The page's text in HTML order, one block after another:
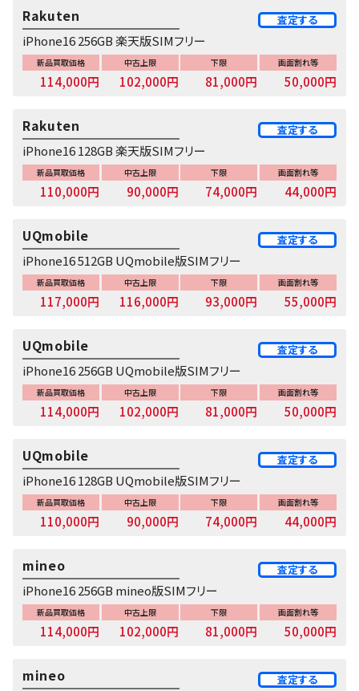
iPhone16 256GB 楽天版SIMフリー
Rakuten 査定する
新品買取価格
114,000円
中古上限
102,000円
下限
81,000円
画面割れ等
50,000円
iPhone16 128GB 楽天版SIMフリー
Rakuten 査定する
新品買取価格
110,000円
中古上限
90,000円
下限
74,000円
画面割れ等
44,000円
iPhone16 512GB UQmobile版SIMフリー
UQmobile 査定する
新品買取価格
117,000円
中古上限
116,000円
下限
93,000円
画面割れ等
55,000円
iPhone16 256GB UQmobile版SIMフリー
UQmobile 査定する
新品買取価格
114,000円
中古上限
102,000円
下限
81,000円
画面割れ等
50,000円
iPhone16 128GB UQmobile版SIMフリー
UQmobile 査定する
新品買取価格
110,000円
中古上限
90,000円
下限
74,000円
画面割れ等
44,000円
iPhone16 256GB mineo版SIMフリー
mineo 査定する
新品買取価格
114,000円
中古上限
102,000円
下限
81,000円
画面割れ等
50,000円
mineo 査定する